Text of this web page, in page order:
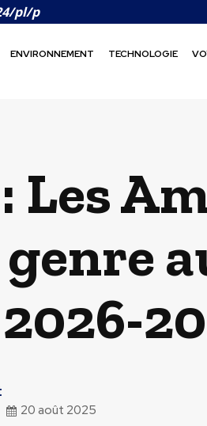
pl/p
ENVIRONNEMENT TECHNOLOGIE
20 août 2025